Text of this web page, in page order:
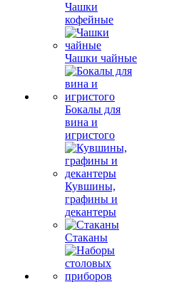
Чашки
кофейные
Чашки чайные
Бокалы для
вина и
игристого
Кувшины,
графины и
декантеры
Стаканы